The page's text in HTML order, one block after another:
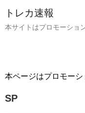
トレカ速報
本サイトはプロモーショ
本ページはプロモー
SP